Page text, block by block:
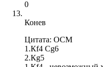
0
Конев
Цитата: OCM
1.Кf4 Сg6
2.Кg5